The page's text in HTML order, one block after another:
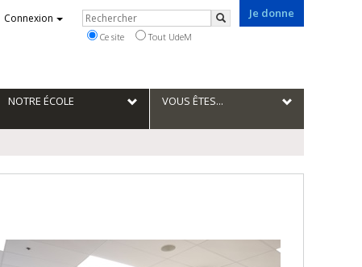
Je donne
Connexion Rechercher
Rechercher
Ce site Tout UdeM
NOTRE ÉCOLE VOUS ÊTES...